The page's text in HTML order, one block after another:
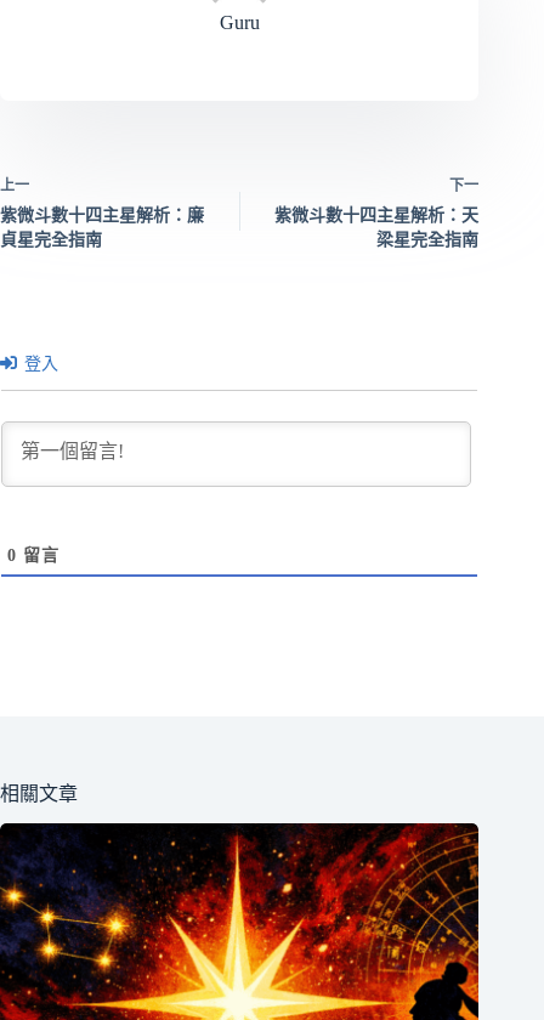
Guru
上一
紫微斗數十四主星解析：廉
貞星完全指南
下一
紫微斗數十四主星解析：天
梁星完全指南
登入
0 留言
相關文章